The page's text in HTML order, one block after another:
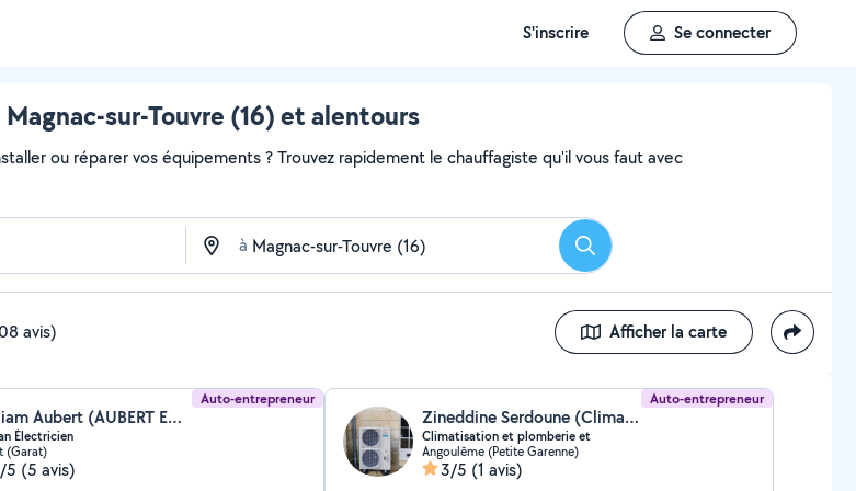
S'inscrire Se connecter
sur-Touvre (16) et alentours
ou réparer vos équipements ? Trouvez rapidement le chauffagiste qu'il vous faut avec
à Rechercher
avis) Afficher la carte
Auto-entrepreneur
William Aubert (AUBERT EVO)
Électricien
(Garat)
5 (5 avis)
Auto-entrepreneur
Zineddine Serdoune (Climatisation Et Chauffage)
Climatisation et plomberie et
Angoulême (Petite Garenne)
3/5 (1 avis)